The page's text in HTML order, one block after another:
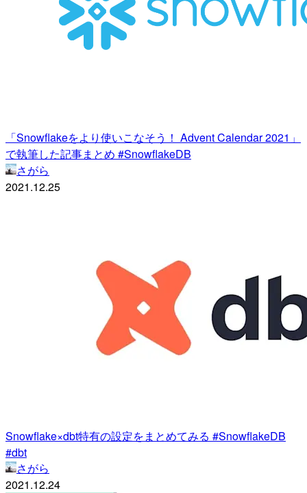
「Snowflakeをより使いこなそう！ Advent Calendar 2021」
で執筆した記事まとめ #SnowflakeDB
さがら
2021.12.25
Snowflake×dbt特有の設定をまとめてみる #SnowflakeDB
#dbt
さがら
2021.12.24